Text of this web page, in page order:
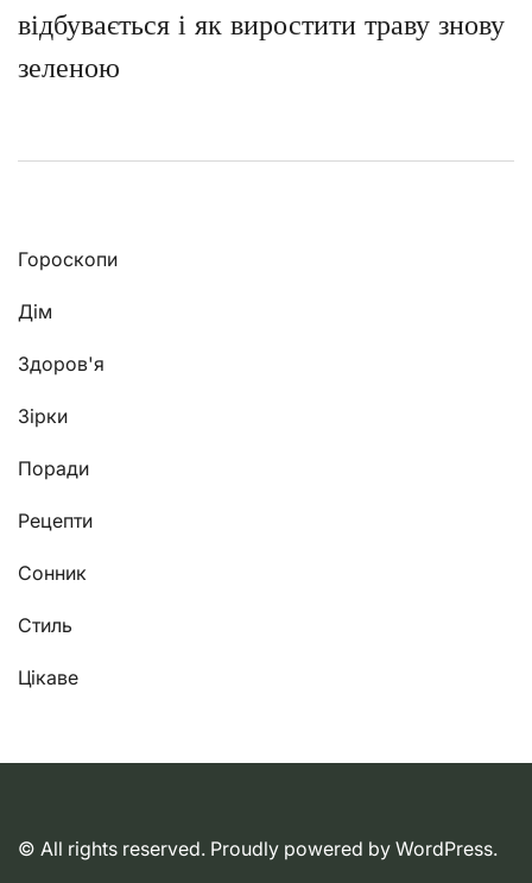
відбувається і як виростити траву знову
зеленою
Гороскопи
Дім
Здоров'я
Зірки
Поради
Рецепти
Сонник
Стиль
Цікаве
© All rights reserved. Proudly powered by WordPress.